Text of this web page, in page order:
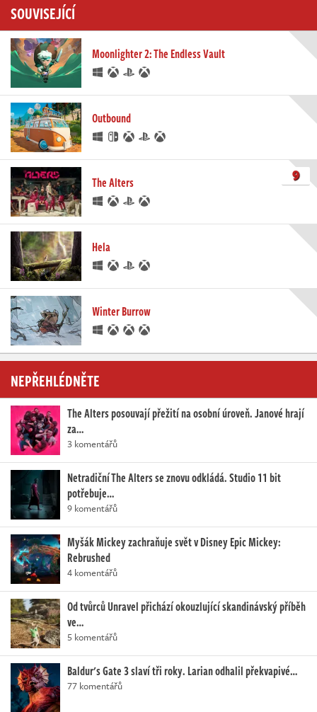
SOUVISEJÍCÍ
Moonlighter 2: The Endless Vault
Outbound
The Alters 9
Hela
Winter Burrow
NEPŘEHLÉDNĚTE
The Alters posouvají přežití na osobní úroveň. Janové hrají
za…
3 komentářů
Netradiční The Alters se znovu odkládá. Studio 11 bit
potřebuje…
9 komentářů
Myšák Mickey zachraňuje svět v Disney Epic Mickey:
Rebrushed
4 komentářů
Od tvůrců Unravel přichází okouzlující skandinávský příběh
ve…
5 komentářů
Baldur's Gate 3 slaví tři roky. Larian odhalil překvapivé…
77 komentářů